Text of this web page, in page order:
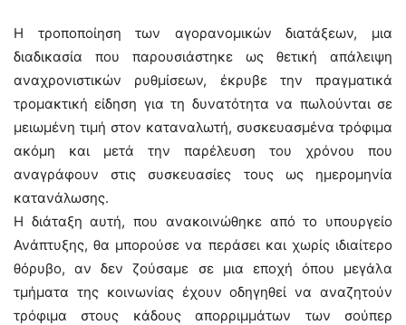
Η τροποποίηση των αγορανομικών διατάξεων, μια
διαδικασία που παρουσιάστηκε ως θετική απάλειψη
αναχρονιστικών ρυθμίσεων, έκρυβε την πραγματικά
τρομακτική είδηση για τη δυνατότητα να πωλούνται σε
μειωμένη τιμή στον καταναλωτή, συσκευασμένα τρόφιμα
ακόμη και μετά την παρέλευση του χρόνου που
αναγράφουν στις συσκευασίες τους ως ημερομηνία
κατανάλωσης.
Η διάταξη αυτή, που ανακοινώθηκε από το υπουργείο
Ανάπτυξης, θα μπορούσε να περάσει και χωρίς ιδιαίτερο
θόρυβο, αν δεν ζούσαμε σε μια εποχή όπου μεγάλα
τμήματα της κοινωνίας έχουν οδηγηθεί να αναζητούν
τρόφιμα στους κάδους απορριμμάτων των σούπερ